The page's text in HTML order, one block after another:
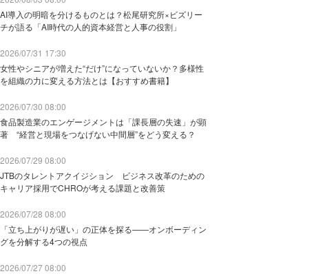
AI導入の明暗を分けるものとは？松尾研究所×ビズリー
チが語る「AI時代の人的資本経営と人事の役割」
2026/07/31 17:30
女性やシニアが増えた“だけ”になっていないか？多様性
を組織の力に変える方法とは【おすすめ書籍】
2026/07/30 08:00
食品製造業のエンゲージメントは「課長層の失速」が顕
著 “経営と現場をつなげない中間層”をどう変える？
2026/07/29 08:00
JTBのタレントアクイジション ビジネス改革のための
キャリア採用でCHROが考える課題と改善策
2026/07/28 08:00
「立ち上がりが遅い」の正体を探る——オンボーディン
グを分解する4つの視点
2026/07/27 08:00